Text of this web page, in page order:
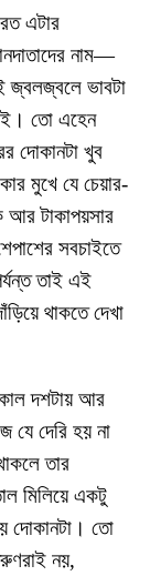
এটার
নাম—
জ্বলজ্বলে ভাবটা
তো এহেন
দোকানটা খুব
মুখে যে চেয়ার-
আর টাকাপয়সার
সবচাইতে
তাই এই
থাকতে দেখা
দশটায় আর
যে দেরি হয় না
তার
মিলিয়ে একটু
দোকানটা। তো
নয়,